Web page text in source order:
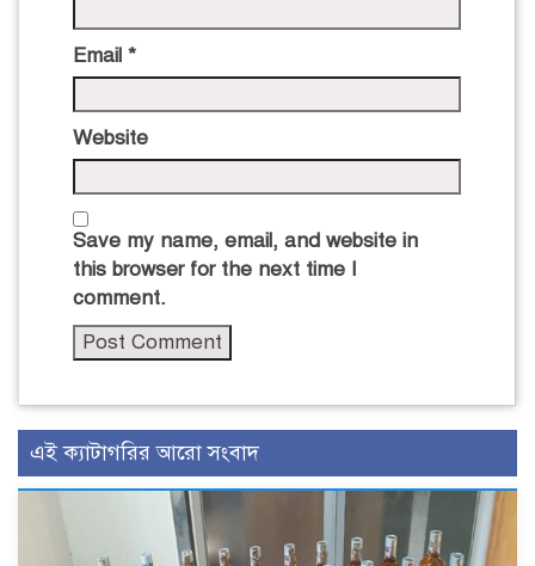
Email *
Website
Save my name, email, and website in
this browser for the next time I
comment.
এই ক্যাটাগরির আরো সংবাদ